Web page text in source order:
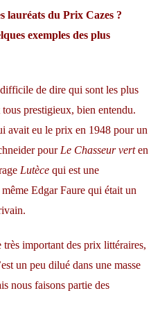
lauréats du Prix Cazes ?
exemples des plus
de dire qui sont les plus
prestigieux, bien entendu.
avait eu le prix en 1948 pour un
pour Le Chasseur verten
Lutèce qui est une
Edgar Faure qui était un
important des prix littéraires,
un peu dilué dans une masse
nous faisons partie des